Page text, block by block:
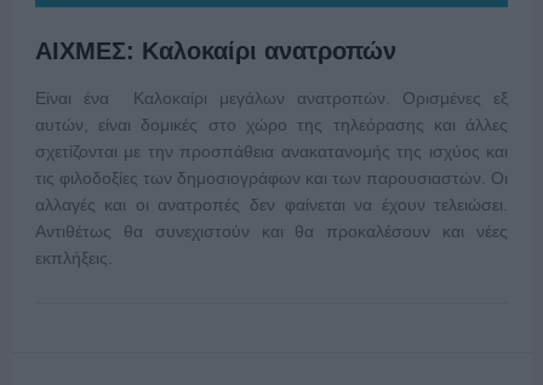
ΑΙΧΜΕΣ: Καλοκαίρι ανατροπών
Είναι ένα Καλοκαίρι μεγάλων ανατροπών. Ορισμένες εξ
αυτών, είναι δομικές στο χώρο της τηλεόρασης και άλλες
σχετίζονται με την προσπάθεια ανακατανομής της ισχύος και
τις φιλοδοξίες των δημοσιογράφων και των παρουσιαστών. Οι
αλλαγές και οι ανατροπές δεν φαίνεται να έχουν τελειώσει.
Αντιθέτως θα συνεχιστούν και θα προκαλέσουν και νέες
εκπλήξεις.